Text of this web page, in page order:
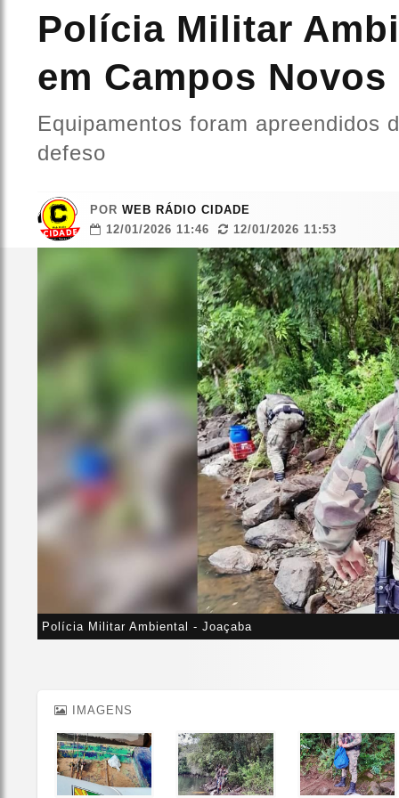
Polícia Militar
em Campos Novos
Equipamentos foram apreendidos
defeso
POR WEB RÁDIO CIDADE
12/01/2026 11:46
12/01/2026 11:53
Polícia Militar Ambiental - Joaçaba
IMAGENS